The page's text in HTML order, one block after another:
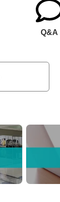
Q&A